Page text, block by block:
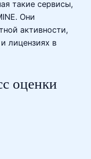
такие сервисы,
Они
активности,
лицензиях в
оценки